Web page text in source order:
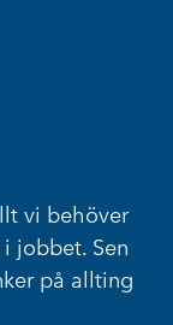
vi behöver
jobbet. Sen
på allting